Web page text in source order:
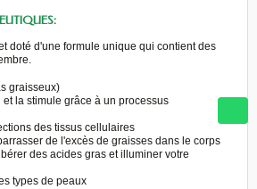
doté d'une formule unique qui contient des
graisseux)
et la stimule grâce à un processus
des tissus cellulaires
de l'excès de graisses dans le corps
des acides gras et illuminer votre
types de peaux